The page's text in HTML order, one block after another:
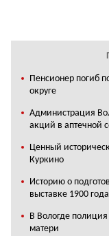
Пенсионер погиб
округе
Администрация
акций в аптечной
Ценный
Куркино
Историю о
выставке 1900
В Вологде
матери